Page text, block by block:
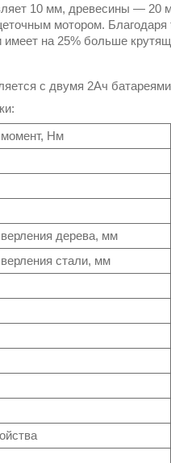
10 мм, древесины — 20
мотором. Благодаря
имеет на 25% больше
с двумя 2Ач
Нм
дерева, мм
стали, мм